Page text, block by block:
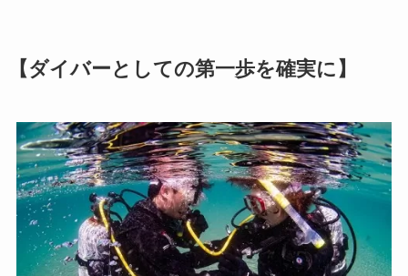
【ダイバーとしての第一歩を確実に】